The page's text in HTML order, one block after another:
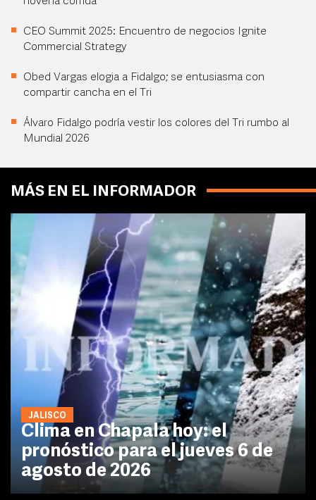
CEO Summit 2025: Encuentro de negocios Ignite
Commercial Strategy
Obed Vargas elogia a Fidalgo; se entusiasma con
compartir cancha en el Tri
Álvaro Fidalgo podría vestir los colores del Tri rumbo al
Mundial 2026
MÁS EN EL INFORMADOR
JALISCO
Clima en Chapala hoy: el
pronóstico para el jueves 6 de
agosto de 2026